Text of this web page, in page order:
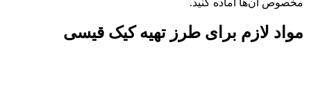
مخصوص آن‌ها آماده کنید.
مواد لازم برای طرز تهیه کیک قیسی